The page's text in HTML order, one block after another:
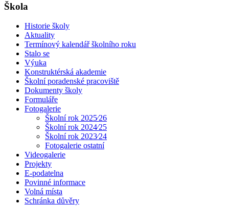
Škola
Historie školy
Aktuality
Termínový kalendář školního roku
Stalo se
Výuka
Konstruktérská akademie
Školní poradenské pracoviště
Dokumenty školy
Formuláře
Fotogalerie
Školní rok 2025⁄26
Školní rok 2024⁄25
Školní rok 2023⁄24
Fotogalerie ostatní
Videogalerie
Projekty
E-podatelna
Povinné informace
Volná místa
Schránka důvěry